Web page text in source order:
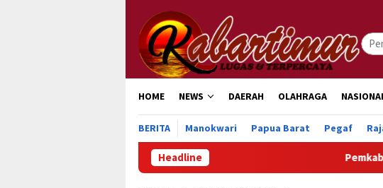
konten
HOME NEWS DAERAH OLAHRAGA
BERITA Manokwari Papua Barat Pegaf
Headline Pemkab Manokwari Siap